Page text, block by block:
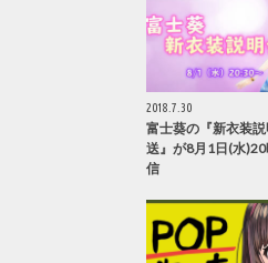
2018.7.30
富士葵の『新衣装
送』が8月1日(水
信